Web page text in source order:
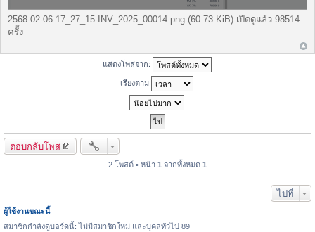
2568-02-06 17_27_15-INV_2025_00014.png (60.73 KiB) เปิดดูแล้ว 98514
ครั้ง
แสดงโพสจาก:
เรียงตาม
ตอบกลับโพส
2 โพสต์ • หน้า 1 จากทั้งหมด 1
ไปที่
ผู้ใช้งานขณะนี้
สมาชิกกำลังดูบอร์ดนี้: ไม่มีสมาชิกใหม่ และบุคลทั่วไป 89